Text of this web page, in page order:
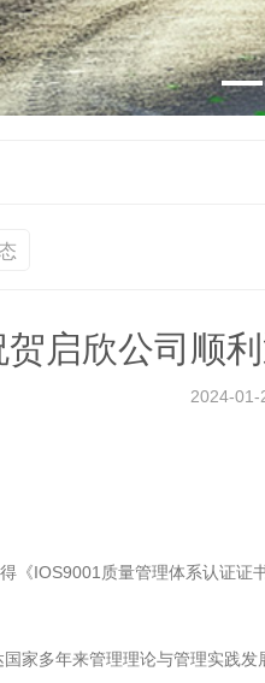
启欣公司顺
2024-01-
《IOS9001质量管理体系认证
家多年来管理理论与管理实践